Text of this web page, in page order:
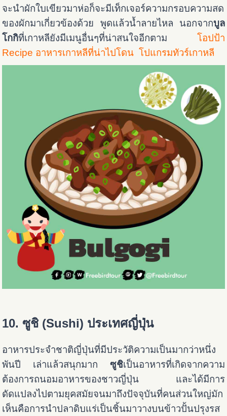
จะนำผักใบเขียวมาห่อก็จะมีเท็กเจอร์ความกรอบความสด
ของผักมาเกี่ยวข้องด้วย พูดแล้วน้ำลายไหล นอกจากบูล
โกกิที่เกาหลียังมีเมนูอื่นๆที่น่าสนใจอีกตาม โอปป้า
Recipe อาหารเกาหลีที่น่าไปโดน โปแกรมทัวร์เกาหลี
10. ซูชิ (Sushi) ประเทศญี่ปุ่น
อาหารประจำชาติญี่ปุ่นที่มีประวัติความเป็นมากว่าหนึ่ง
พันปี เล่าแล้วสนุกมาก ซูชิเป็นอาหารที่เกิดจากความ
ต้องการถนอมอาหารของชาวญี่ปุ่น และได้มีการ
ดัดแปลงไปตามยุคสมัยจนมาถึงปัจจุบันที่คนส่วนใหญ่มัก
เห็นคือการนำปลาดิบแร่เป็นชิ้นมาวางบนข้าวปั้นปรุงรส